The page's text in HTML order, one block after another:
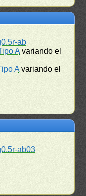
ab
Avariando el
Avariando el
ab03